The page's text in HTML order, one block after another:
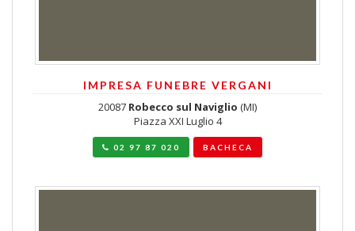
IMPRESA FUNEBRE VERGANI
20087 Robecco sul Naviglio (MI)
Piazza XXI Luglio 4
02 97 87 020 BACHECA